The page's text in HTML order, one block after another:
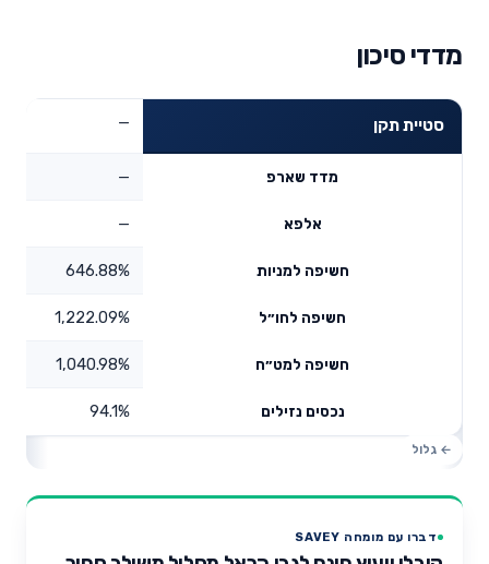
מדדי סיכון
סטיית תקן —
מדד שארפ —
אלפא —
חשיפה למניות 646.88%
חשיפה לחו״ל 1,222.09%
חשיפה למט״ח 1,040.98%
נכסים נזילים 94.1%
דברו עם מומחה SAVEY